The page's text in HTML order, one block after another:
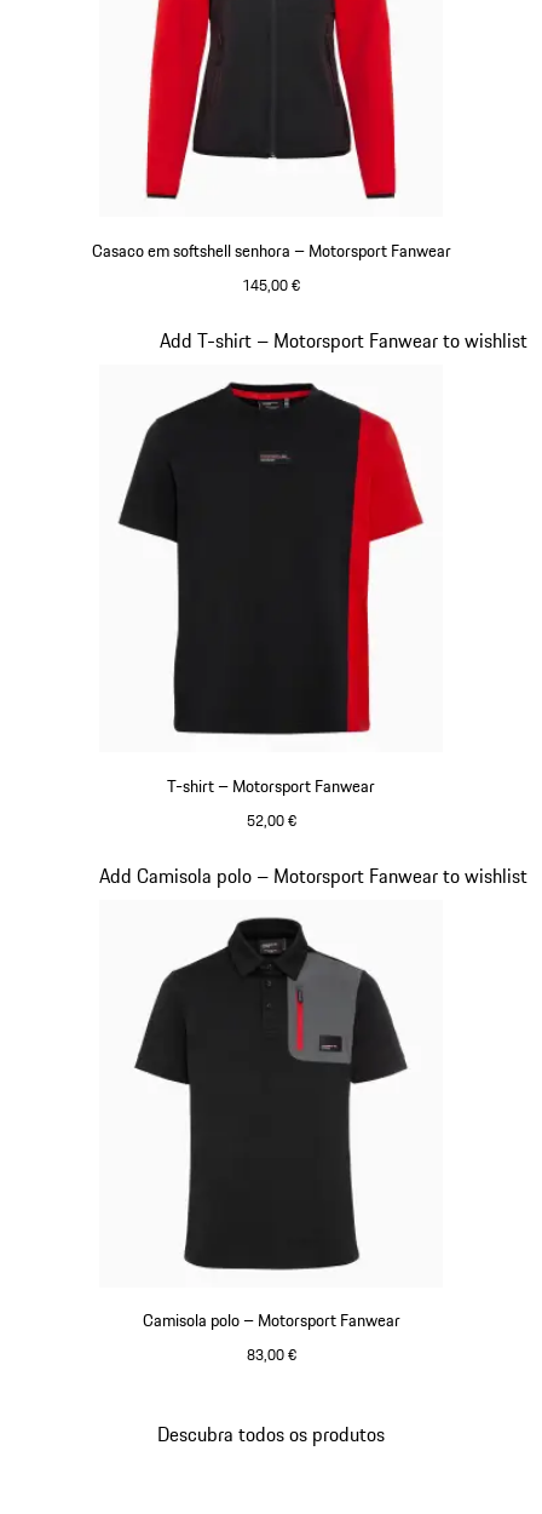
Casaco em softshell senhora – Motorsport Fanwear
145,00 €
T-shirt – Motorsport Fanwear
52,00 €
Add T-shirt – Motorsport Fanwear to wishlist
Diapositivo 19 de 20
Camisola polo – Motorsport Fanwear
83,00 €
Add Camisola polo – Motorsport Fanwear to wishlist
Diapositivo 20 de 20
Descubra todos os produtos